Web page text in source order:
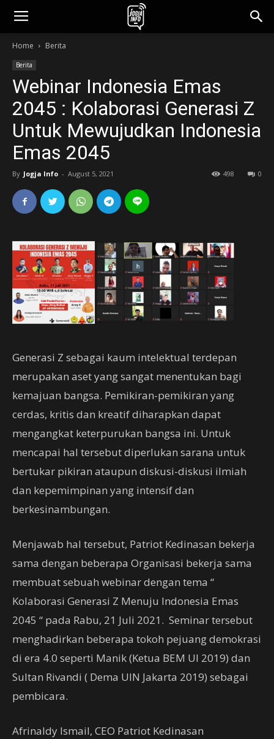
jogjainfo.id
Home Berita
Berita
Webinar Indonesia Emas
2045 : Kolaborasi Generasi Z
Untuk Mewujudkan Indonesia
Emas 2045
By Jogja Info - August 5, 2021 0
498
Generasi Z sebagai kaum intelektual terdepan
merupakan aset yang sangat menentukan bagi
kemajuan bangsa. Pemikiran-pemikiran yang
cerdas, kritis dan kreatif diharapkan dapat
mengangkat keterpurukan bangsa ini. Untuk
mencapai hal tersebut diperlukan sarana untuk
bertukar pikiran ataupun diskusi-diskusi ilmiah
dan kepemimpinan yang intensif dan
berkesinambungan.
Menjawab hal tersebut, Patriot Kedinasan bekerja
sama dengan beberapa Organisasi bekerja sama
membuat sebuah webinar dengan tema “
Kolaborasi Generasi Z Menuju Indonesia Emas
2045 “ pada Rabu, 21 Juli 2021. Seminar tersebut
menghadirkan beberapa tokoh pejuang demokrasi
di era 4.0 seperti Manik (Ketua BEM UI 2019) dan
Sultan Rivandi ( Dema UIN Jakarta 2019) sebagai
pembicara.
Afrinaldy Ismail, CEO Patriot Kedinasan